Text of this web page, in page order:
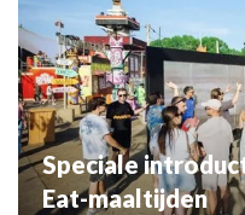
Speciale
Eat-maaltijden